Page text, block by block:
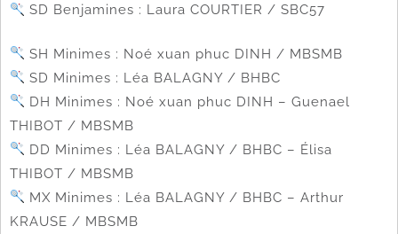
SD Benjamines : Laura COURTIER / SBC57
SH Minimes : Noé xuan phuc DINH / MBSMB
SD Minimes : Léa BALAGNY / BHBC
DH Minimes : Noé xuan phuc DINH – Guenael
THIBOT / MBSMB
DD Minimes : Léa BALAGNY / BHBC – Élisa
THIBOT / MBSMB
MX Minimes : Léa BALAGNY / BHBC – Arthur
KRAUSE / MBSMB